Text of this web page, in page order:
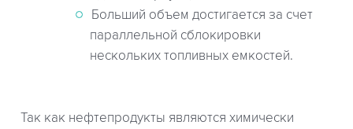
Больший объем достигается за счет
параллельной сблокировки
нескольких топливных емкостей.
Так как нефтепродукты являются химически